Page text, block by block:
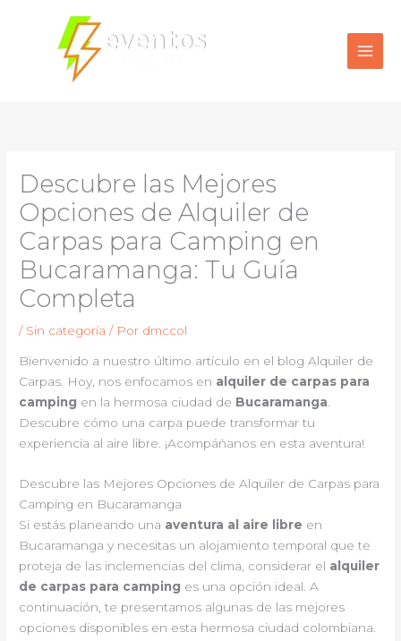
contenido
Descubre las Mejores
Opciones de Alquiler de
Carpas para Camping en
Bucaramanga: Tu Guía
Completa
/ Sin categoría / Por dmccol
Bienvenido a nuestro último artículo en el blog Alquiler de
Carpas. Hoy, nos enfocamos en alquiler de carpas para
camping en la hermosa ciudad de Bucaramanga.
Descubre cómo una carpa puede transformar tu
experiencia al aire libre. ¡Acompáñanos en esta aventura!
Descubre las Mejores Opciones de Alquiler de Carpas para
Camping en Bucaramanga
Si estás planeando una aventura al aire libre en
Bucaramanga y necesitas un alojamiento temporal que te
proteja de las inclemencias del clima, considerar el alquiler
de carpas para camping es una opción ideal. A
continuación, te presentamos algunas de las mejores
opciones disponibles en esta hermosa ciudad colombiana.